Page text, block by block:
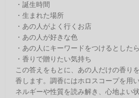
・誕生時間
・生まれた場所
・あの人がよく行くお店
・あの人が好きな色
・あの人にキーワードをつけるとしたら
・香りで贈りたい気持ち
この答えをもとに、あの人だけの香り
香します。調香にはホロスコープを用
ネルギーや性質を読み解き、心地よい